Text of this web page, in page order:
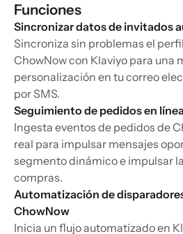
Funciones
Sincronizar datos de invitados
Sincroniza sin problemas el
ChowNow con Klaviyo para una
personalización en tu correo
por SMS.
Seguimiento de pedidos en
Ingesta eventos de pedidos de
real para impulsar mensajes
segmento dinámico e impulsar
compras.
Automatización de
ChowNow
Inicia un flujo automatizado en